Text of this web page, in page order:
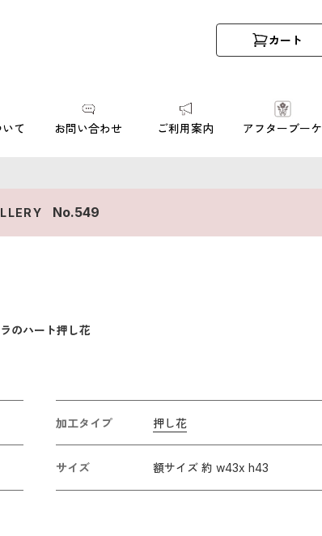
カート
て お問い合わせ ご利用案内 アフターブーケ
No.549
のハート押し花
加工タイプ 押し花
サイズ 額サイズ 約 w43x h43